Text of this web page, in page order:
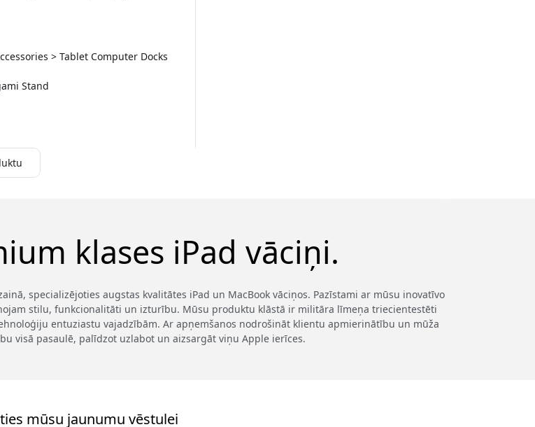
> Tablet Computer Docks
Stand
klases iPad vāciņi.
specializējoties augstas kvalitātes iPad un MacBook vāciņos. Pazīstami ar mūsu inovatīvo
stilu, funkcionalitāti un izturību. Mūsu produktu klāstā ir militāra līmeņa triecientestēti
entuziastu vajadzībām. Ar apņemšanos nodrošināt klientu apmierinātību un mūža
visā pasaulē, palīdzot uzlabot un aizsargāt viņu Apple ierīces.
mūsu jaunumu vēstulei